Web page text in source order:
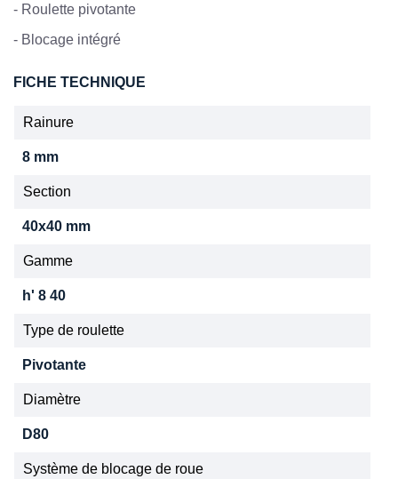
- Roulette pivotante
- Blocage intégré
FICHE TECHNIQUE
Rainure
8 mm
Section
40x40 mm
Gamme
h' 8 40
Type de roulette
Pivotante
Diamètre
D80
Système de blocage de roue